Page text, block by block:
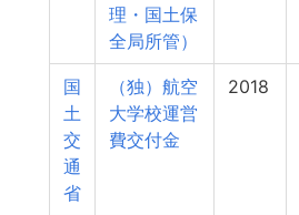
理・国土保
全局所管）
国
土
交
通
省
（独）航空
大学校運営
費交付金
2018